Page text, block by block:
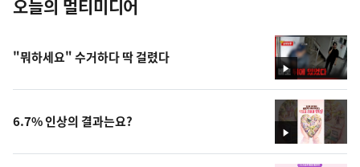
오늘의 멀티미디어
영
상
"뭐하세요" 수거하다 딱 걸렸다
영
상
6.7% 인상의 결과는요?